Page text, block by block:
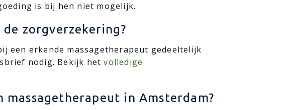
is bij hen niet mogelijk.
zorgverzekering?
een erkende massagetherapeut gedeeltelijk
nodig. Bekijk hetvolledige
in Amsterdam?